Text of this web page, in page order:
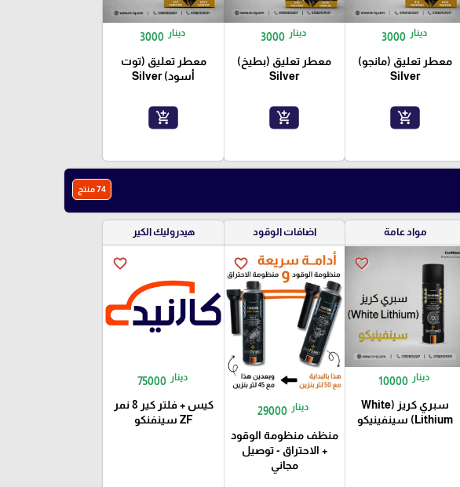
3000 دينار
معطر تعليق (مانجو)
Silver
add_shopping_cart
3000 دينار
معطر تعليق (بطيخ)
Silver
add_shopping_cart
3000 دينار
معطر تعليق (توت
أسود) Silver
add_shopping_cart
74 منتج
مواد عامة
favorite_border
10000 دينار
سبري كريز (White
Lithium) سينفينيكو
اضافات الوقود
favorite_border
29000 دينار
منظف منظومة الوقود
+ الاحتراق - توصيل
مجاني
هيدروليك الكير
favorite_border
75000 دينار
كيس + فلتر كير 8 نمر
ZF سينفنكو